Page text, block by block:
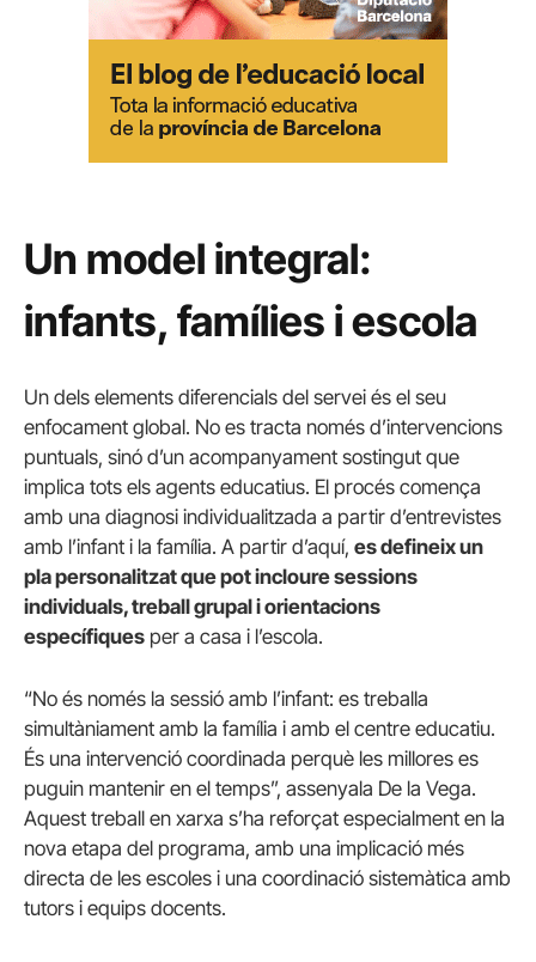
Un model integral:
infants, famílies i escola
Un dels elements diferencials del servei és el seu
enfocament global. No es tracta només d’intervencions
puntuals, sinó d’un acompanyament sostingut que
implica tots els agents educatius. El procés comença
amb una diagnosi individualitzada a partir d’entrevistes
amb l’infant i la família. A partir d’aquí, es defineix un
pla personalitzat que pot incloure sessions
individuals, treball grupal i orientacions
específiques per a casa i l’escola.
“No és només la sessió amb l’infant: es treballa
simultàniament amb la família i amb el centre educatiu.
És una intervenció coordinada perquè les millores es
puguin mantenir en el temps”, assenyala De la Vega.
Aquest treball en xarxa s’ha reforçat especialment en la
nova etapa del programa, amb una implicació més
directa de les escoles i una coordinació sistemàtica amb
tutors i equips docents.